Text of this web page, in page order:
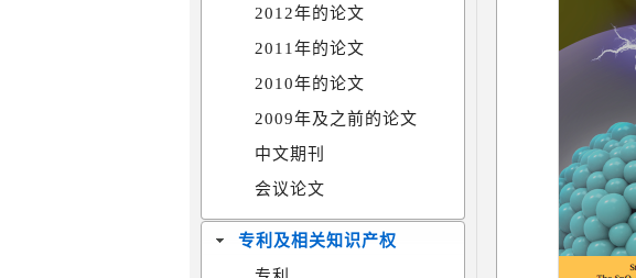
2012年的论文
2011年的论文
2010年的论文
2009年及之前的论文
中文期刊
会议论文
专利及相关知识产权